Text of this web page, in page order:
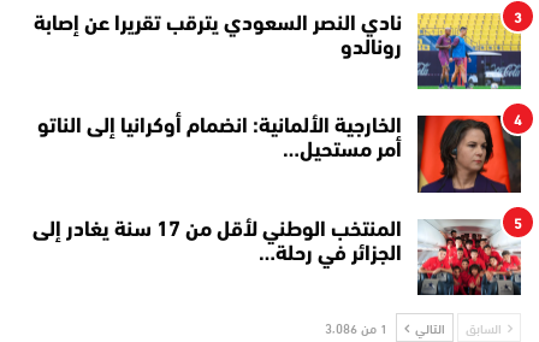
3
نادي النصر السعودي يترقب تقريرا عن إصابة
رونالدو
4
الخارجية الألمانية: انضمام أوكرانيا إلى الناتو
أمر مستحيل…
5
المنتخب الوطني لأقل من 17 سنة يغادر إلى
الجزائر في رحلة…
السابق التالي 1 من 3٬086